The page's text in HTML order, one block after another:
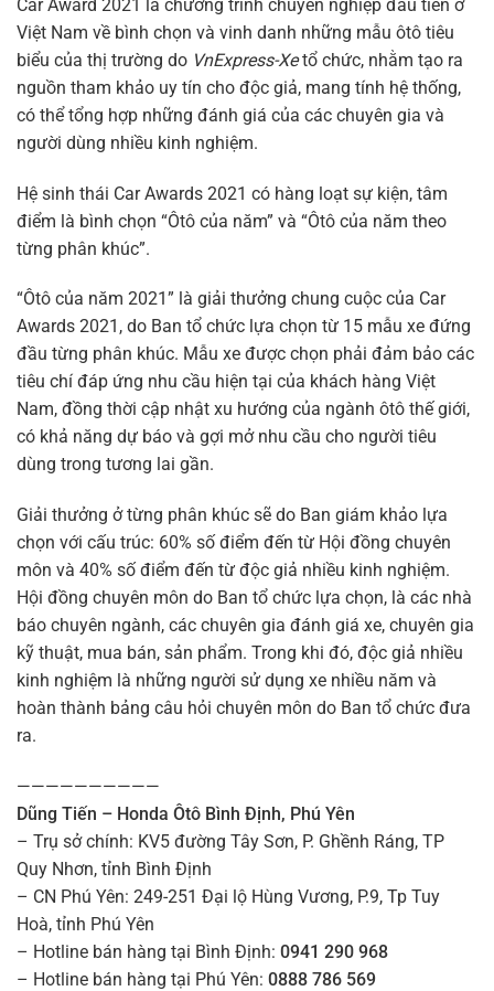
Car Award 2021 là chương trình chuyên nghiệp đầu tiên ở
Việt Nam về bình chọn và vinh danh những mẫu ôtô tiêu
biểu của thị trường do VnExpress-Xetổ chức, nhằm tạo ra
nguồn tham khảo uy tín cho độc giả, mang tính hệ thống,
có thể tổng hợp những đánh giá của các chuyên gia và
người dùng nhiều kinh nghiệm.
Hệ sinh thái Car Awards 2021 có hàng loạt sự kiện, tâm
điểm là bình chọn “Ôtô của năm” và “Ôtô của năm theo
từng phân khúc”.
“Ôtô của năm 2021” là giải thưởng chung cuộc của Car
Awards 2021, do Ban tổ chức lựa chọn từ 15 mẫu xe đứng
đầu từng phân khúc. Mẫu xe được chọn phải đảm bảo các
tiêu chí đáp ứng nhu cầu hiện tại của khách hàng Việt
Nam, đồng thời cập nhật xu hướng của ngành ôtô thế giới,
có khả năng dự báo và gợi mở nhu cầu cho người tiêu
dùng trong tương lai gần.
Giải thưởng ở từng phân khúc sẽ do Ban giám khảo lựa
chọn với cấu trúc: 60% số điểm đến từ Hội đồng chuyên
môn và 40% số điểm đến từ độc giả nhiều kinh nghiệm.
Hội đồng chuyên môn do Ban tổ chức lựa chọn, là các nhà
báo chuyên ngành, các chuyên gia đánh giá xe, chuyên gia
kỹ thuật, mua bán, sản phẩm. Trong khi đó, độc giả nhiều
kinh nghiệm là những người sử dụng xe nhiều năm và
hoàn thành bảng câu hỏi chuyên môn do Ban tổ chức đưa
ra.
——————————
Dũng Tiến – Honda Ôtô Bình Định, Phú Yên
– Trụ sở chính: KV5 đường Tây Sơn, P. Ghềnh Ráng, TP
Quy Nhơn, tỉnh Bình Định
– CN Phú Yên: 249-251 Đại lộ Hùng Vương, P.9, Tp Tuy
Hoà, tỉnh Phú Yên
– Hotline bán hàng tại Bình Định: 0941 290 968
– Hotline bán hàng tại Phú Yên: 0888 786 569